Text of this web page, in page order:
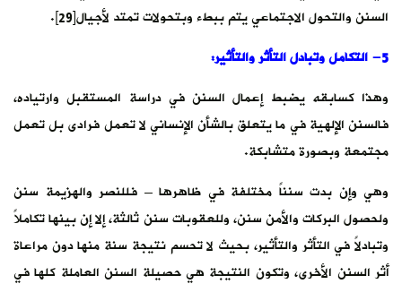
السنن والتحول الاجتماعي يتم ببطء وبتحولات تمتد لأجيال[29].
5- التكامل وتبادل التأثر والتأثير:
وهذا كسابقه يضبط إعمال السنن في دراسة المستقبل وارتياده،
فالسنن الإلهية في ما يتعلق بالشأن الإنساني لا تعمل فرادى بل تعمل
مجتمعة وبصورة متشابكة.
وهي وإن بدت سنناً مختلفة في ظاهرها – فللنصر والهزيمة سنن
ولحصول البركات والأمن سنن، وللعقوبات سنن ثالثة، إلا إن بينها تكاملاً
وتبادلاً في التأثر والتأثير، بحيث لا تحسم نتيجة سنة منها دون مراعاة
أثر السنن الأخرى، وتكون النتيجة هي حصيلة السنن العاملة كلها في